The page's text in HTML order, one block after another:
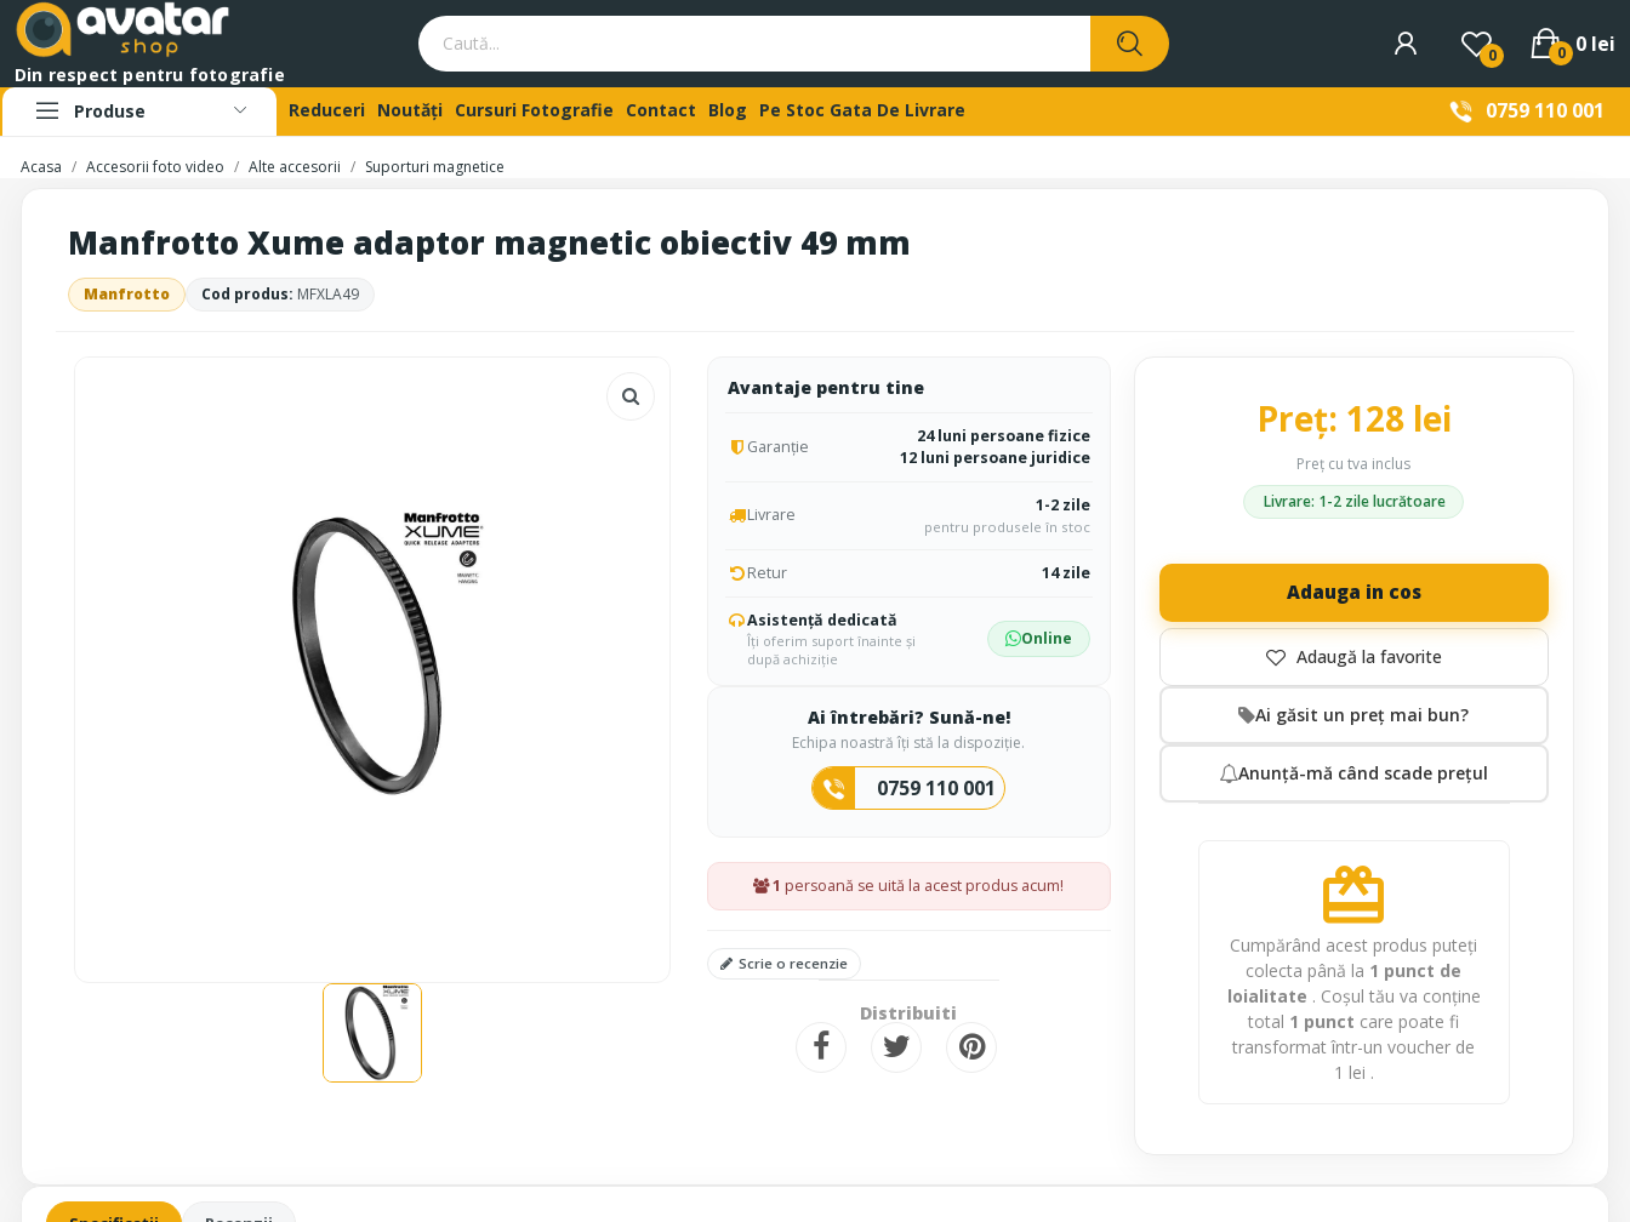
Din respect pentru fotografie
0 0 lei
0
Produse Reduceri Noutăți Cursuri Fotografie Contact Blog Pe Stoc Gata De Livrare 0759 110 001
Acasa Accesorii foto video Alte accesorii Suporturi magnetice
Manfrotto Xume adaptor magnetic obiectiv 49 mm
Manfrotto Cod produs: MFXLA49
Avantaje pentru tine
Garanție
24 luni persoane fizice
12 luni persoane juridice
Livrare 1-2 zile
pentru produsele în stoc
Retur 14 zile
Asistență dedicată
Îți oferim suport înainte și
după achiziție
Online
Ai întrebări? Sună-ne!
Echipa noastră îți stă la dispoziție.
0759 110 001
1 persoană se uită la acest produs acum!
Scrie o recenzie
Distribuiti
Preț: 128 lei
Preț cu tva inclus
Livrare: 1-2 zile lucrătoare
Adauga in cos
Ai găsit un preț mai bun?
Anunță-mă când scade prețul
redeem
Cumpărând acest produs puteți
colecta până la 1 punct de
loialitate . Coșul tău va conține
total 1 punct care poate fi
transformat într-un voucher de
1 lei .